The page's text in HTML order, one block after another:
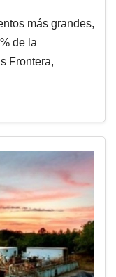
más grandes,
de la
Frontera,